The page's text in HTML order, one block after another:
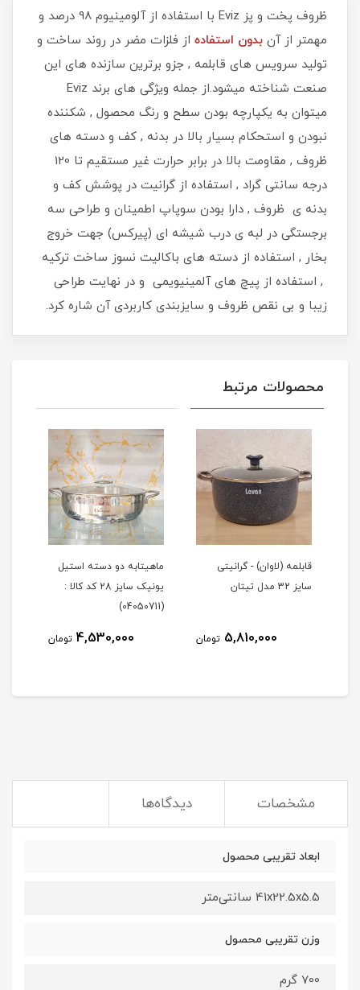
ظروف پخت و پز Eviz با استفاده از آلومینیوم 98 درصد و
مهمتر از آن بدون استفاده از فلزات مضر در روند ساخت و
تولید سرویس های قابلمه , جزو برترین سازنده های این
صنعت شناخته میشود.از جمله ویژگی های برند Eviz
میتوان به یکپارچه بودن سطح و رنگ محصول , شکننده
نبودن و استحکام بسیار بالا در بدنه , کف و دسته های
ظروف , مقاومت بالا در برابر حرارت غیر مستقیم تا 120
درجه سانتی گراد , استفاده از گرانیت در پوشش کف و
بدنه ی ظروف , دارا بودن سوپاپ اطمینان و طراحی سه
برجستگی در لبه ی درب شیشه ای (پیرکس) جهت خروج
بخار , استفاده از دسته های باکالیت نسوز ساخت ترکیه
, استفاده از پیچ های آلمینیویمی و در نهایت طراحی
زیبا و بی نقص ظروف و سایزبندی کاربردی آن شاره کرد.
محصولات مرتبط
قابلمه (لاوان) - گرانیتی
سایز 32 مدل تیتان
5,810,000 تومان
ماهیتابه دو دسته استیل
یونیک سایز 28 کد کالا :
(04050711)
4,530,000 تومان
مشخصات دیدگاه‌ها
ابعاد تقریبی محصول
41x22.5x5.5 سانتی‌متر
وزن تقریبی محصول
700 گرم